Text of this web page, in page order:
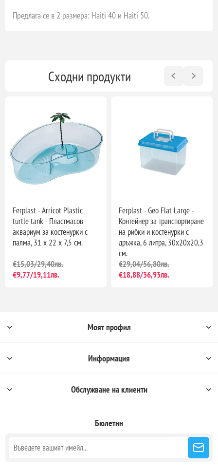
Предлага се в 2 размера: Haiti 40 и Haiti 50.
Сходни продукти
Ferplast - Arricot Plastic
turtle tank - Пластмасов
аквариум за костенурки с
палма, 31 x 22 x 7,5 см.
€15,03/29,40лв.
€9,77/19,11лв.
Ferplast - Geo Flat Large -
Контейнер за транспортиране
на рибки и костенурки с
дръжка, 6 литра, 30х20х20,3
см.
€29,04/56,80лв.
€18,88/36,93лв.
Моят профил
Информация
Обслужване на клиенти
Бюлетин